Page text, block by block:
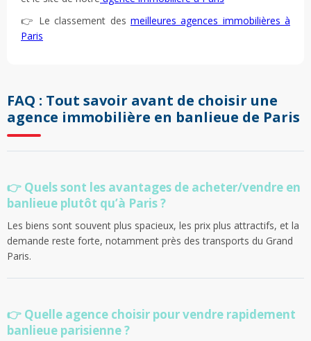
👉 Le classement des meilleures agences immobilières à
Paris
FAQ : Tout savoir avant de choisir une
agence immobilière en banlieue de Paris
👉 Quels sont les avantages de acheter/vendre en
banlieue plutôt qu’à Paris ?
Les biens sont souvent plus spacieux, les prix plus attractifs, et la
demande reste forte, notamment près des transports du Grand
Paris.
👉 Quelle agence choisir pour vendre rapidement
banlieue parisienne ?